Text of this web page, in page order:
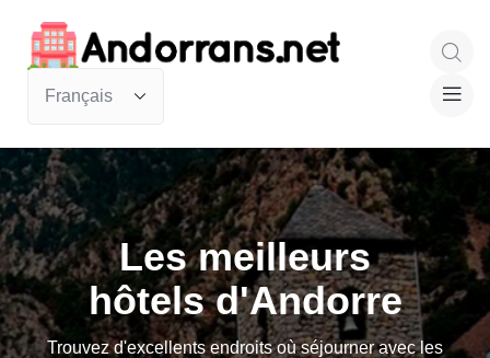
Les meilleurs
hôtels d'Andorre
Trouvez d'excellents endroits où séjourner avec les